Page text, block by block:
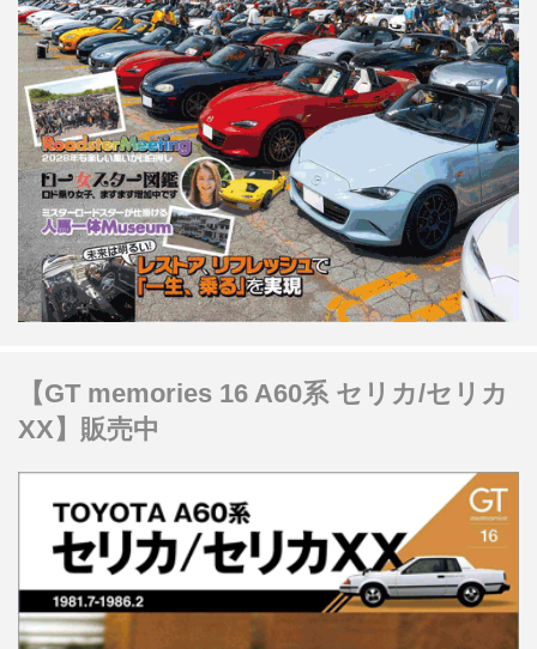
【GT memories 16 A60系 セリカ/セリカ
XX】販売中